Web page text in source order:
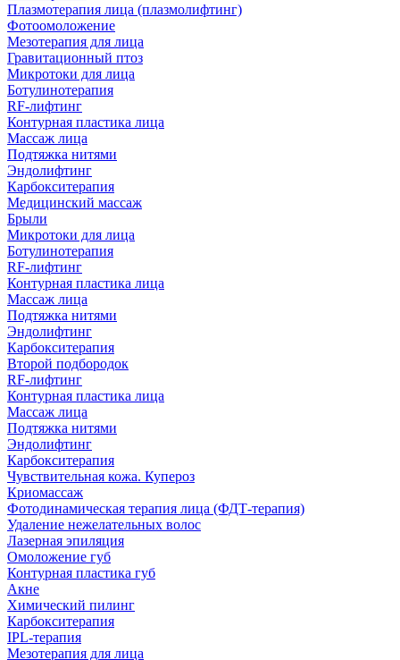
Плазмотерапия лица (плазмолифтинг)
Фотоомоложение
Мезотерапия для лица
Гравитационный птоз
Микротоки для лица
Ботулинотерапия
RF-лифтинг
Контурная пластика лица
Массаж лица
Подтяжка нитями
Эндолифтинг
Карбокситерапия
Медицинский массаж
Брыли
Микротоки для лица
Ботулинотерапия
RF-лифтинг
Контурная пластика лица
Массаж лица
Подтяжка нитями
Эндолифтинг
Карбокситерапия
Второй подбородок
RF-лифтинг
Контурная пластика лица
Массаж лица
Подтяжка нитями
Эндолифтинг
Карбокситерапия
Чувствительная кожа. Купероз
Криомассаж
Фотодинамическая терапия лица (ФДТ-терапия)
Удаление нежелательных волос
Лазерная эпиляция
Омоложение губ
Контурная пластика губ
Акне
Химический пилинг
Карбокситерапия
IPL‑терапия
Мезотерапия для лица